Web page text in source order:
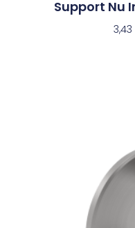
Support Nu
3,43